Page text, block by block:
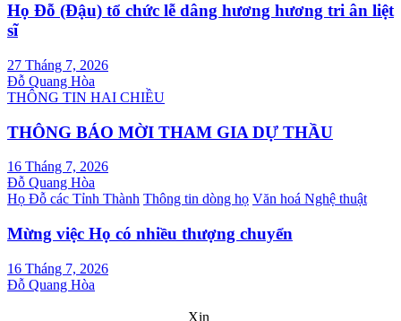
Họ Đỗ (Đậu) tổ chức lễ dâng hương hương tri ân liệt
sĩ
27 Tháng 7, 2026
Đỗ Quang Hòa
THÔNG TIN HAI CHIỀU
THÔNG BÁO MỜI THAM GIA DỰ THẦU
16 Tháng 7, 2026
Đỗ Quang Hòa
Họ Đỗ các Tỉnh Thành Thông tin dòng họ Văn hoá Nghệ thuật
Mừng việc Họ có nhiều thượng chuyển
16 Tháng 7, 2026
Đỗ Quang Hòa
Xin